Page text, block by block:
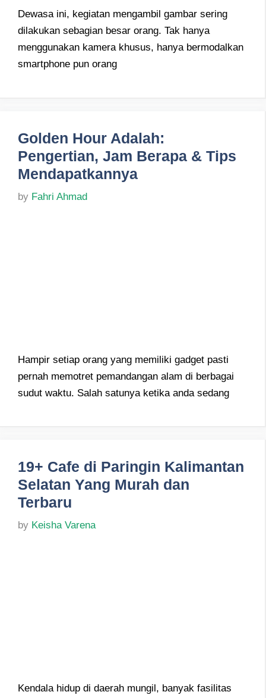
Dewasa ini, kegiatan mengambil gambar sering
dilakukan sebagian besar orang. Tak hanya
menggunakan kamera khusus, hanya bermodalkan
smartphone pun orang
Golden Hour Adalah:
Pengertian, Jam Berapa & Tips
Mendapatkannya
by Fahri Ahmad
Hampir setiap orang yang memiliki gadget pasti
pernah memotret pemandangan alam di berbagai
sudut waktu. Salah satunya ketika anda sedang
19+ Cafe di Paringin Kalimantan
Selatan Yang Murah dan
Terbaru
by Keisha Varena
Kendala hidup di daerah mungil, banyak fasilitas